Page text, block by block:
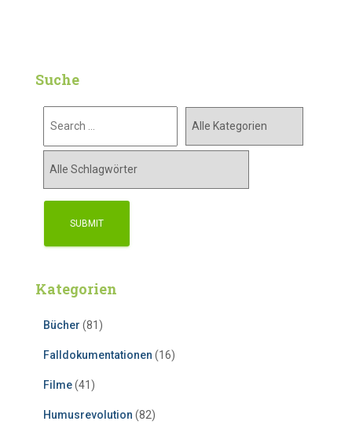
Suche
Kategorien
Bücher (81)
Falldokumentationen (16)
Filme(41)
Humusrevolution (82)